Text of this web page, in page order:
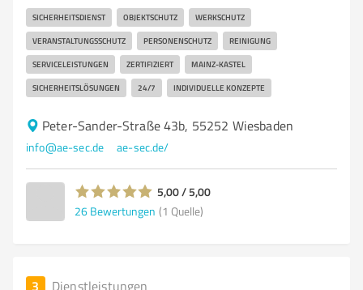
SICHERHEITSDIENST OBJEKTSCHUTZ WERKSCHUTZ
VERANSTALTUNGSSCHUTZ PERSONENSCHUTZ REINIGUNG
SERVICELEISTUNGEN ZERTIFIZIERT MAINZ-KASTEL
SICHERHEITSLÖSUNGEN 24/7 INDIVIDUELLE KONZEPTE
Peter-Sander-Straße 43b, 55252 Wiesbaden
info@ae-sec.de ae-sec.de/
5,00 / 5,00
26 Bewertungen (1 Quelle)
3 Dienstleistungen